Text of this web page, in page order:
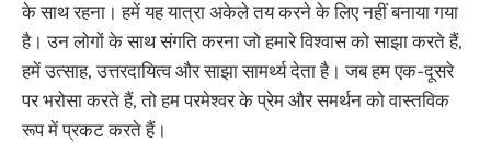
के साथ रहना। हमें यह यात्रा अकेले तय करने के लिए नहीं बनाया गया
है। उन लोगों के साथ संगति करना जो हमारे विश्वास को साझा करते हैं,
हमें उत्साह, उत्तरदायित्व और साझा सामर्थ्य देता है। जब हम एक-दूसरे
पर भरोसा करते हैं, तो हम परमेश्वर के प्रेम और समर्थन को वास्तविक
रूप में प्रकट करते हैं।